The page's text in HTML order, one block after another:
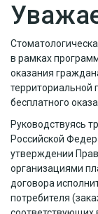
в рамках
оказания
территориальной
бесплатного
Руководствуясь
Российской
утверждении
организациями
договора
потребителя